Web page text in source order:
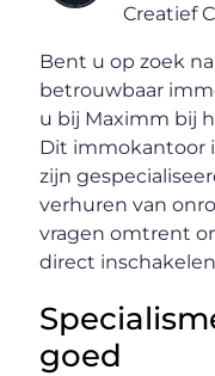
Creatief
Bent u op zoek
betrouwbaar
u bij Maximm bij
Dit immokantoor
zijn
verhuren van
vragen omtrent
direct
goed